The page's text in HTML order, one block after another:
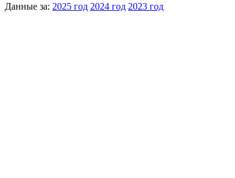
Данные за: 2025 год 2024 год 2023 год